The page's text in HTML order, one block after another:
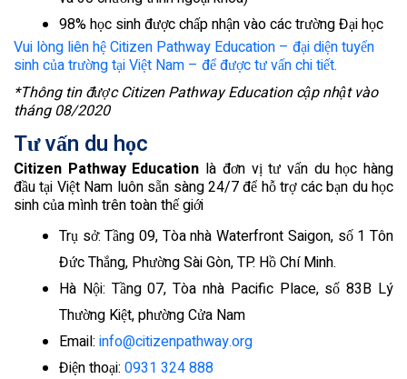
98% học sinh được chấp nhận vào các trường Đại học
Vui lòng liên hệ Citizen Pathway Education – đại diện tuyển
sinh của trường tại Việt Nam – để được tư vấn chi tiết.
*Thông tin được Citizen Pathway Education cập nhật vào
tháng 08/2020
Tư vấn du học
Citizen Pathway Education là đơn vị tư vấn du học hàng
đầu tại Việt Nam luôn sẵn sàng 24/7 để hỗ trợ các bạn du học
sinh của mình trên toàn thế giới
Trụ sở: Tầng 09, Tòa nhà Waterfront Saigon, số 1 Tôn
Đức Thắng, Phường Sài Gòn, TP. Hồ Chí Minh.
Hà Nội: Tầng 07, Tòa nhà Pacific Place, số 83B Lý
Thường Kiệt, phường Cửa Nam
Email: info@citizenpathway.org
Điện thoại: 0931 324 888